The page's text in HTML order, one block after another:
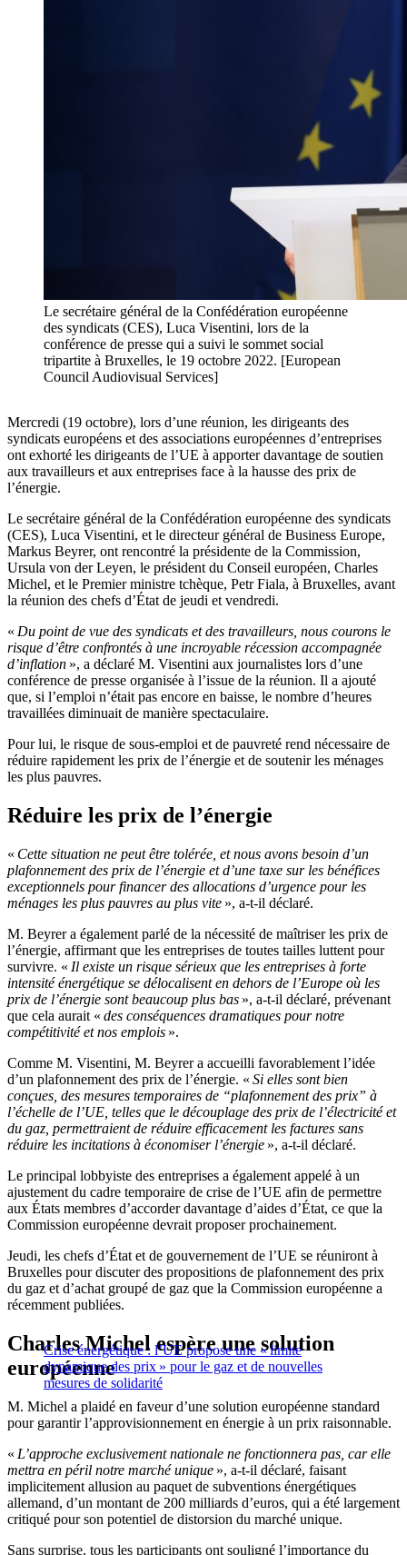
Le secrétaire général de la Confédération européenne
des syndicats (CES), Luca Visentini, lors de la
conférence de presse qui a suivi le sommet social
tripartite à Bruxelles, le 19 octobre 2022. [European
Council Audiovisual Services]
Mercredi (19 octobre), lors d’une réunion, les dirigeants des
syndicats européens et des associations européennes d’entreprises
ont exhorté les dirigeants de l’UE à apporter davantage de soutien
aux travailleurs et aux entreprises face à la hausse des prix de
l’énergie.
Le secrétaire général de la Confédération européenne des syndicats
(CES), Luca Visentini, et le directeur général de Business Europe,
Markus Beyrer, ont rencontré la présidente de la Commission,
Ursula von der Leyen, le président du Conseil européen, Charles
Michel, et le Premier ministre tchèque, Petr Fiala, à Bruxelles, avant
la réunion des chefs d’État de jeudi et vendredi.
« Du point de vue des syndicats et des travailleurs, nous courons le
risque d’être confrontés à une incroyable récession accompagnée
d’inflation », a déclaré M. Visentini aux journalistes lors d’une
conférence de presse organisée à l’issue de la réunion. Il a ajouté
que, si l’emploi n’était pas encore en baisse, le nombre d’heures
travaillées diminuait de manière spectaculaire.
Pour lui, le risque de sous-emploi et de pauvreté rend nécessaire de
réduire rapidement les prix de l’énergie et de soutenir les ménages
les plus pauvres.
Réduire les prix de l’énergie
« Cette situation ne peut être tolérée, et nous avons besoin d’un
plafonnement des prix de l’énergie et d’une taxe sur les bénéfices
exceptionnels pour financer des allocations d’urgence pour les
ménages les plus pauvres au plus vite », a-t-il déclaré.
M. Beyrer a également parlé de la nécessité de maîtriser les prix de
l’énergie, affirmant que les entreprises de toutes tailles luttent pour
survivre. « Il existe un risque sérieux que les entreprises à forte
intensité énergétique se délocalisent en dehors de l’Europe où les
prix de l’énergie sont beaucoup plus bas », a-t-il déclaré, prévenant
que cela aurait « des conséquences dramatiques pour notre
compétitivité et nos emplois ».
Comme M. Visentini, M. Beyrer a accueilli favorablement l’idée
d’un plafonnement des prix de l’énergie. « Si elles sont bien
conçues, des mesures temporaires de “plafonnement des prix” à
l’échelle de l’UE, telles que le découplage des prix de l’électricité et
du gaz, permettraient de réduire efficacement les factures sans
réduire les incitations à économiser l’énergie », a-t-il déclaré.
Le principal lobbyiste des entreprises a également appelé à un
ajustement du cadre temporaire de crise de l’UE afin de permettre
aux États membres d’accorder davantage d’aides d’État, ce que la
Commission européenne devrait proposer prochainement.
Jeudi, les chefs d’État et de gouvernement de l’UE se réuniront à
Bruxelles pour discuter des propositions de plafonnement des prix
du gaz et d’achat groupé de gaz que la Commission européenne a
récemment publiées.
Crise énergétique : l’UE propose une « limite
dynamique des prix » pour le gaz et de nouvelles
mesures de solidarité
Charles Michel espère une solution
européenne
M. Michel a plaidé en faveur d’une solution européenne standard
pour garantir l’approvisionnement en énergie à un prix raisonnable.
« L’approche exclusivement nationale ne fonctionnera pas, car elle
mettra en péril notre marché unique », a-t-il déclaré, faisant
implicitement allusion au paquet de subventions énergétiques
allemand, d’un montant de 200 milliards d’euros, qui a été largement
critiqué pour son potentiel de distorsion du marché unique.
Sans surprise, tous les participants ont souligné l’importance du